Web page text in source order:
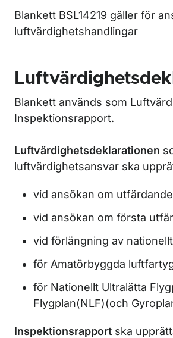
för Import av luftfartyg
för Tillverkning och
Blankett BSL14219 gäller för
luftvärdighetshandlingar
Blankett används som
Inspektionsrapport.
Luftvärdighetsdeklarationen
luftvärdighetsansvar ska
vid ansökan om
vid ansökan om första
vid förlängning av
för Amatörbyggda
för Nationellt Ultralätta
Flygplan(NLF)(och
Inspektionsrapport ska